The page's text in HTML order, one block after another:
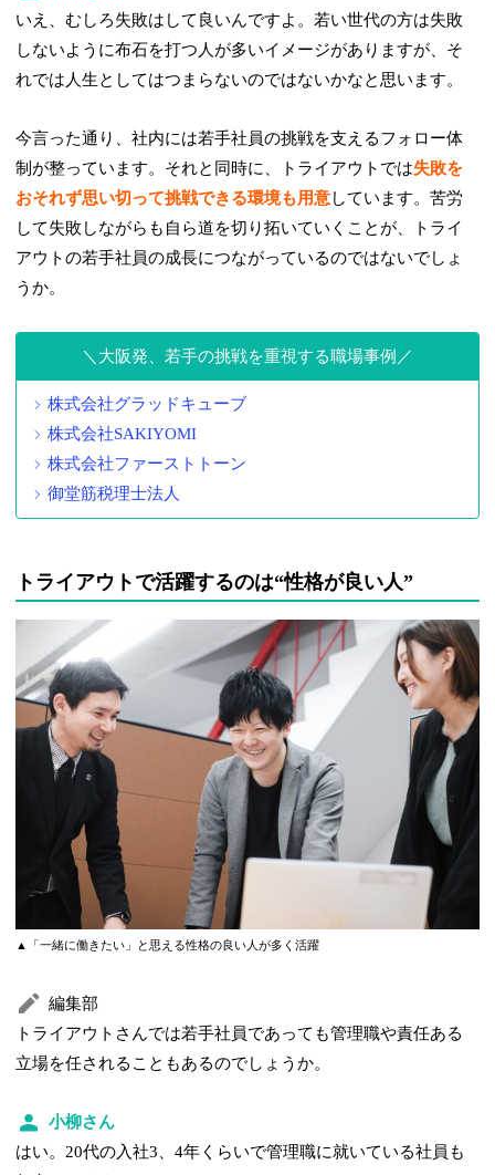
いえ、むしろ失敗はして良いんですよ。若い世代の方は失敗
しないように布石を打つ人が多いイメージがありますが、そ
れでは人生としてはつまらないのではないかなと思います。
今言った通り、社内には若手社員の挑戦を支えるフォロー体
制が整っています。それと同時に、トライアウトでは失敗を
おそれず思い切って挑戦できる環境も用意しています。苦労
して失敗しながらも自ら道を切り拓いていくことが、トライ
アウトの若手社員の成長につながっているのではないでしょ
うか。
大阪発、若手の挑戦を重視する職場事例
株式会社グラッドキューブ
株式会社SAKIYOMI
株式会社ファーストトーン
御堂筋税理士法人
トライアウトで活躍するのは“性格が良い人”
▲「一緒に働きたい」と思える性格の良い人が多く活躍
編集部
トライアウトさんでは若手社員であっても管理職や責任ある
立場を任されることもあるのでしょうか。
小柳さん
はい。20代の入社3、4年くらいで管理職に就いている社員も